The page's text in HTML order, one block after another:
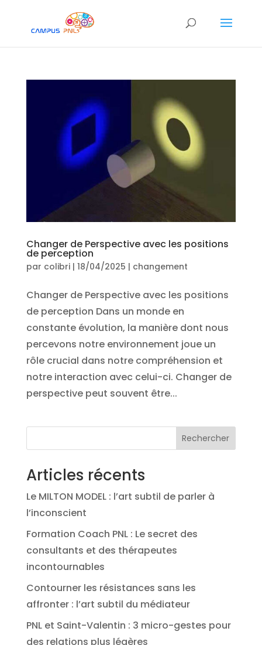
Changer de Perspective avec les positions
de perception
par colibri| 18/04/2025 | changement
Changer de Perspective avec les positions
de perception Dans un monde en
constante évolution, la manière dont nous
percevons notre environnement joue un
rôle crucial dans notre compréhension et
notre interaction avec celui-ci. Changer de
perspective peut souvent être...
Rechercher
Articles récents
Le MILTON MODEL : l’art subtil de parler à
l’inconscient
Formation Coach PNL : Le secret des
consultants et des thérapeutes
incontournables
Contourner les résistances sans les
affronter : l’art subtil du médiateur
PNL et Saint-Valentin : 3 micro-gestes pour
des relations plus légères